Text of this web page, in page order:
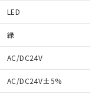
LED
緑
AC/DC24V
AC/DC24V±5%